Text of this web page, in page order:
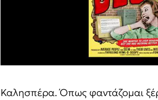
Καλησπέρα. Όπως φαντάζομαι